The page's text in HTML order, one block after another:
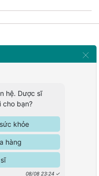
08.6868.0303 -
033.398.4599
contact@omicare.vn